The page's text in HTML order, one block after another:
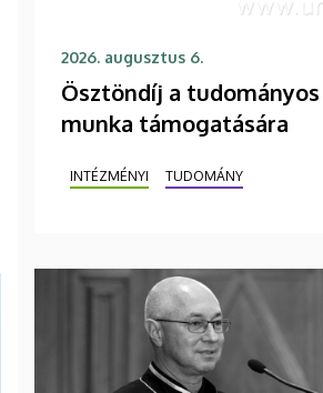
2026. augusztus 6.
Ösztöndíj a tudományos
munka támogatására
INTÉZMÉNYI TUDOMÁNY